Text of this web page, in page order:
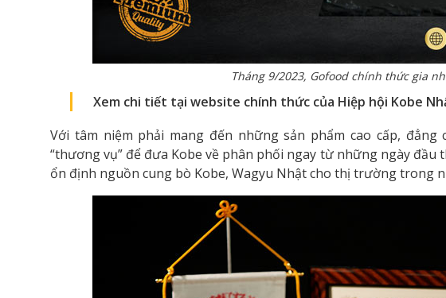
Tháng 9/2023, Gofood chính thức gia
Xem chi tiết tại website chính thức của Hiệp hội Kobe
Với tâm niệm phải mang đến những sản phẩm cao cấp,
“thương vụ” để đưa Kobe về phân phối ngay từ những ngày
ổn định nguồn cung bò Kobe, Wagyu Nhật cho thị trường trong